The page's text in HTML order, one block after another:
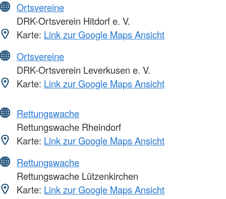
Ortsvereine
DRK-Ortsverein Hitdorf e. V.
Karte: Link zur Google Maps Ansicht
Ortsvereine
DRK-Ortsverein Leverkusen e. V.
Karte: Link zur Google Maps Ansicht
Rettungswache
Rettungswache Rheindorf
Karte: Link zur Google Maps Ansicht
Rettungswache
Rettungswache Lützenkirchen
Karte: Link zur Google Maps Ansicht